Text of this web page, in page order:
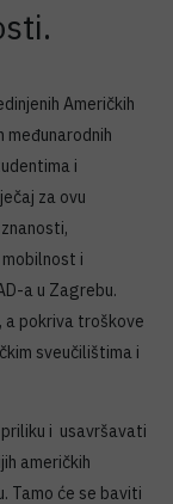
Američkih
međunarodnih
i
za ovu
i
a u Zagrebu.
a pokriva troškove
sveučilištima i
i usavršavati
američkih
Tamo će se baviti